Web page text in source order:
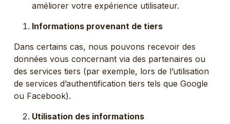
améliorer votre expérience utilisateur.
Informations provenant de tiers
Dans certains cas, nous pouvons recevoir des
données vous concernant via des partenaires ou
des services tiers (par exemple, lors de l’utilisation
de services d’authentification tiers tels que Google
ou Facebook).
Utilisation des informations